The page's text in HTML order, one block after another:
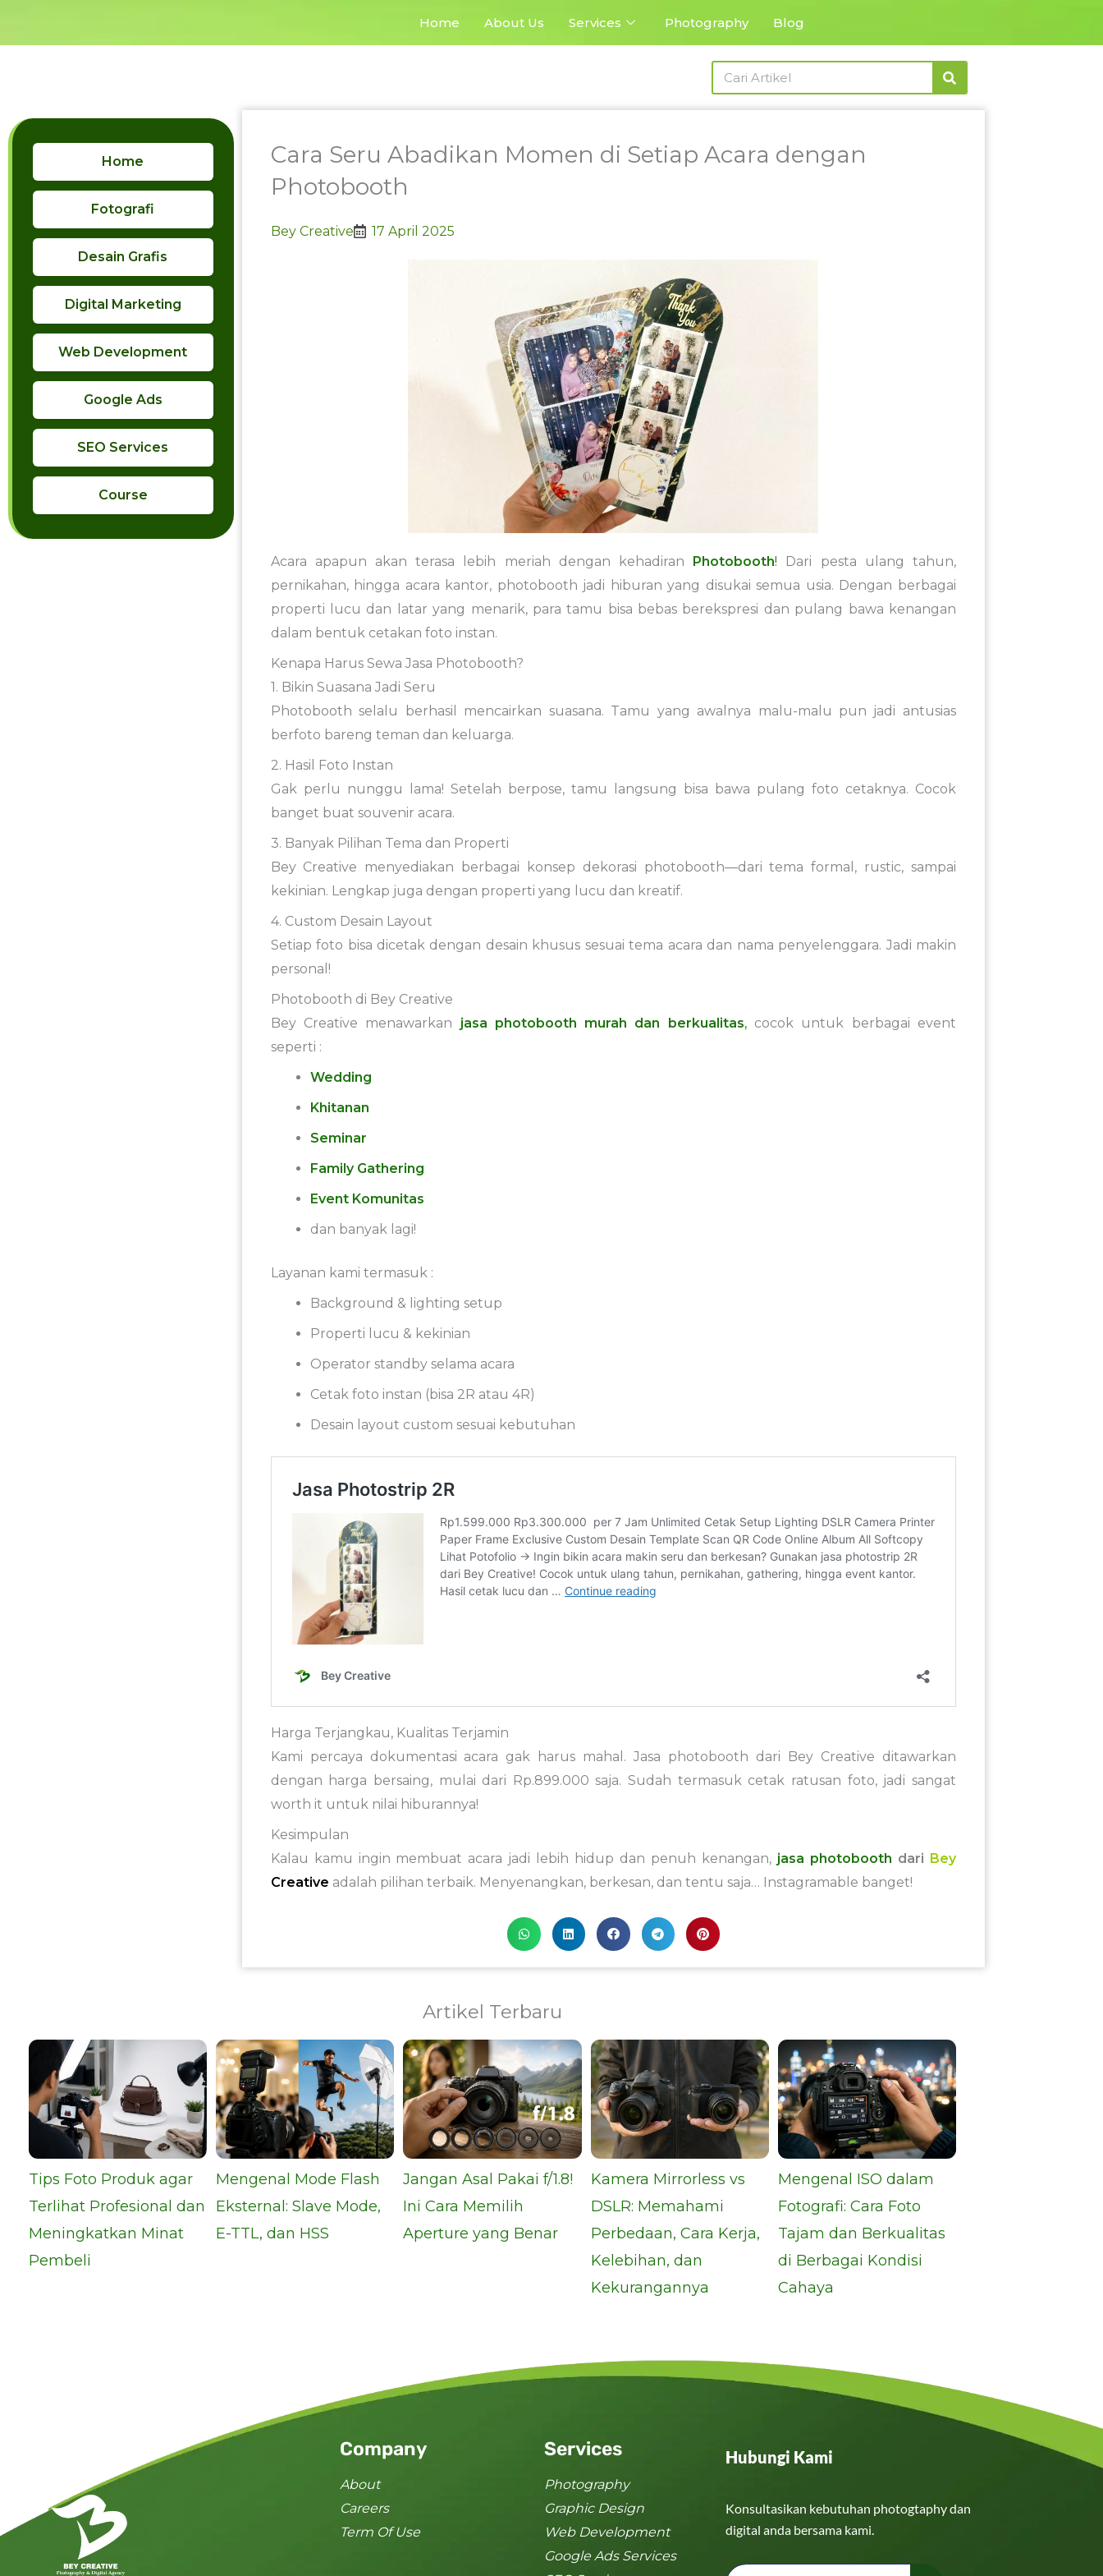
Home About Us Services Photography Blog
Search
Home
Fotografi
Desain Grafis
Digital Marketing
Web Development
Google Ads
SEO Services
Course
Cara Seru Abadikan Momen di Setiap Acara dengan
Photobooth
Bey Creative 17 April 2025
Acara apapun akan terasa lebih meriah dengan kehadiran Photobooth! Dari pesta ulang tahun,
pernikahan, hingga acara kantor, photobooth jadi hiburan yang disukai semua usia. Dengan berbagai
properti lucu dan latar yang menarik, para tamu bisa bebas berekspresi dan pulang bawa kenangan
dalam bentuk cetakan foto instan.
Kenapa Harus Sewa Jasa Photobooth?
1. Bikin Suasana Jadi Seru
Photobooth selalu berhasil mencairkan suasana. Tamu yang awalnya malu-malu pun jadi antusias
berfoto bareng teman dan keluarga.
2. Hasil Foto Instan
Gak perlu nunggu lama! Setelah berpose, tamu langsung bisa bawa pulang foto cetaknya. Cocok
banget buat souvenir acara.
3. Banyak Pilihan Tema dan Properti
Bey Creative menyediakan berbagai konsep dekorasi photobooth—dari tema formal, rustic, sampai
kekinian. Lengkap juga dengan properti yang lucu dan kreatif.
4. Custom Desain Layout
Setiap foto bisa dicetak dengan desain khusus sesuai tema acara dan nama penyelenggara. Jadi makin
personal!
Photobooth di Bey Creative
Bey Creative menawarkan jasa photobooth murah dan berkualitas,cocok untuk berbagai event
seperti :
Wedding
Khitanan
Seminar
Family Gathering
Event Komunitas
dan banyak lagi!
Layanan kami termasuk :
Background & lighting setup
Properti lucu & kekinian
Operator standby selama acara
Cetak foto instan (bisa 2R atau 4R)
Desain layout custom sesuai kebutuhan
Harga Terjangkau, Kualitas Terjamin
Kami percaya dokumentasi acara gak harus mahal. Jasa photobooth dari Bey Creative ditawarkan
dengan harga bersaing, mulai dari Rp.899.000 saja. Sudah termasuk cetak ratusan foto, jadi sangat
worth it untuk nilai hiburannya!
Kesimpulan
Kalau kamu ingin membuat acara jadi lebih hidup dan penuh kenangan, jasa photobooth dari Bey
Creative adalah pilihan terbaik. Menyenangkan, berkesan, dan tentu saja… Instagramable banget!
Artikel Terbaru
Tips Foto Produk agar
Terlihat Profesional dan
Meningkatkan Minat
Pembeli
Mengenal Mode Flash
Eksternal: Slave Mode,
E-TTL, dan HSS
Jangan Asal Pakai f/1.8!
Ini Cara Memilih
Aperture yang Benar
Kamera Mirrorless vs
DSLR: Memahami
Perbedaan, Cara Kerja,
Kelebihan, dan
Kekurangannya
Mengenal ISO dalam
Fotografi: Cara Foto
Tajam dan Berkualitas
di Berbagai Kondisi
Cahaya
Company
About
Careers
Term Of Use
Services
Photography
Graphic Design
Web Development
Google Ads Services
Hubungi Kami
Konsultasikan kebutuhan photogtaphy dan
digital anda bersama kami.